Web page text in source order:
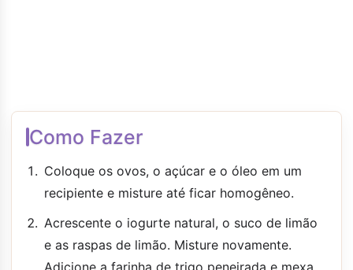
Como Fazer
Coloque os ovos, o açúcar e o óleo em um
recipiente e misture até ficar homogêneo.
Acrescente o iogurte natural, o suco de limão
e as raspas de limão. Misture novamente.
Adicione a farinha de trigo peneirada e mexa